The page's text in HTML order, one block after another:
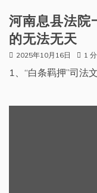
河南息县法院
的无法无天
2025年10月16日 1
1、“白条羁押”司法